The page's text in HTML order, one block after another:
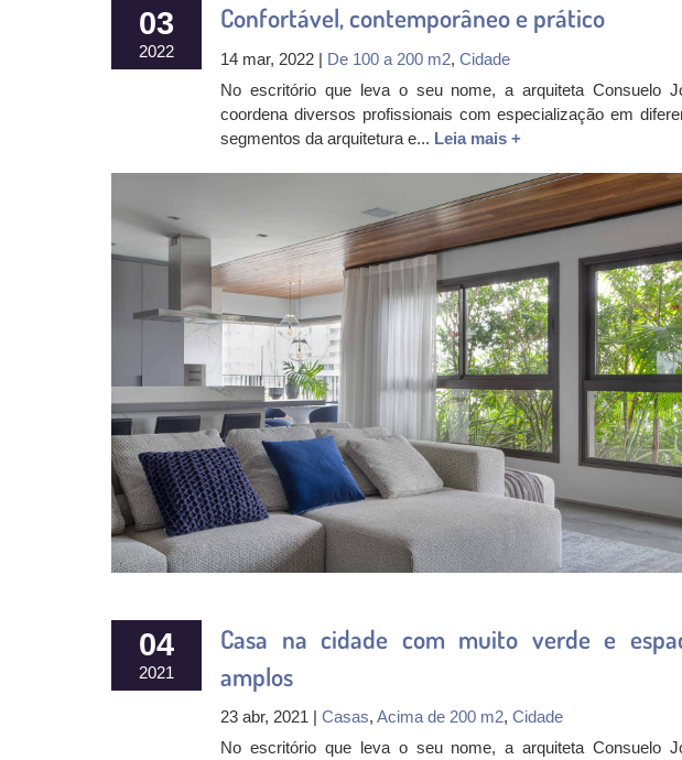
03
2022
Confortável, contemporâneo e prático
14 mar, 2022 | De 100 a 200 m2, Cidade
No escritório que leva o seu nome, a arquiteta Consuelo
coordena diversos profissionais com especialização em
segmentos da arquitetura e... Leia mais +
04
2021
Casa na cidade com muito verde e
amplos
23 abr, 2021 | Casas, Acima de 200 m2, Cidade
No escritório que leva o seu nome, a arquiteta Consuelo